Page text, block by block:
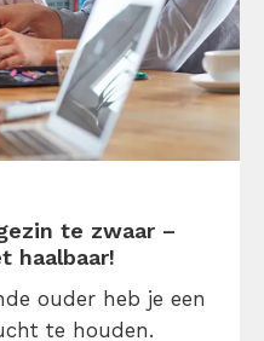
te zwaar –
haalbaar!
ouder heb je een
te houden.